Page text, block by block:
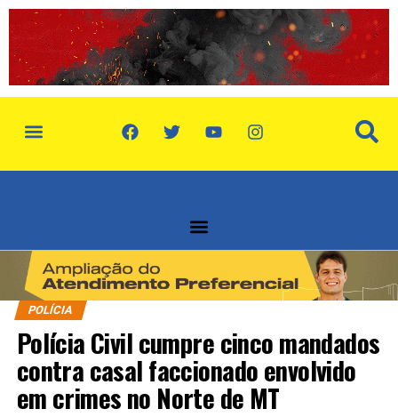
POLÍCIA
Polícia Civil cumpre cinco mandados
contra casal faccionado envolvido
em crimes no Norte de MT